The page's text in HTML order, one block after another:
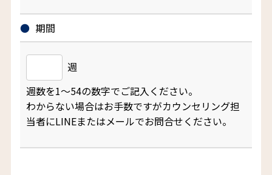
期間
週
週数を1～54の数字でご記入ください。
わからない場合はお手数ですがカウンセリング担
当者にLINEまたはメールでお問合せください。